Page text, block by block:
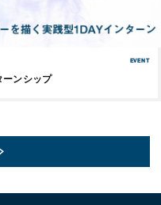
EVENT
ーンシップ